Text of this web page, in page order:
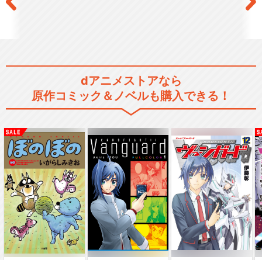
KING OF PRISM -Dramatic…
舞台「KING OF PRISM －Ov
er …
舞台「KING OF PRISM -Shin
y…
dアニメストアなら
原作コミック＆ノベルも購入できる！